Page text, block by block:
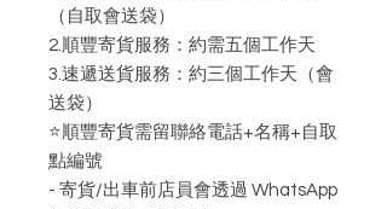
（自取會送袋）
2.順豐寄貨服務：約需五個工作天
3.速遞送貨服務：約三個工作天（會
送袋）
⭐️順豐寄貨需留聯絡電話+名稱+自取
點編號
- 寄貨/出車前店員會透過 WhatsApp